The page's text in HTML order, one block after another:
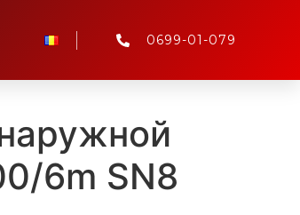
0699-01-079
6m SN8